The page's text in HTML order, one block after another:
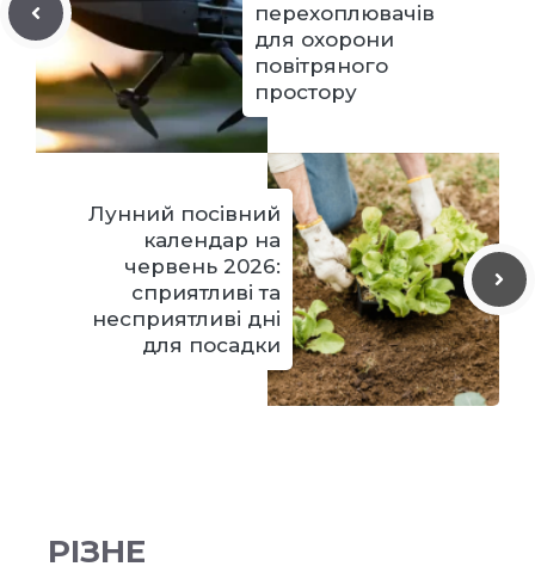
перехоплювачів
для охорони
повітряного
простору
Лунний посівний
календар на
червень 2026:
сприятливі та
несприятливі дні
для посадки
РІЗНЕ